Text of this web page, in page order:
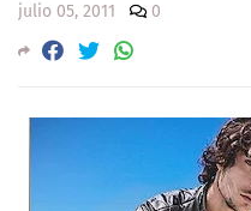
julio 05, 2011 0